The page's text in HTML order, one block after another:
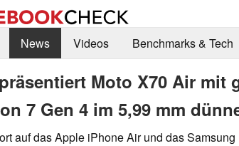
News Videos Benchmarks & Tech
Moto X70 Air mit
7 Gen 4 im 5,99 mm
auf das Apple iPhone Air und das Samsung